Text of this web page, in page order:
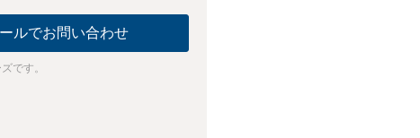
ルでお問い合わせ
です。